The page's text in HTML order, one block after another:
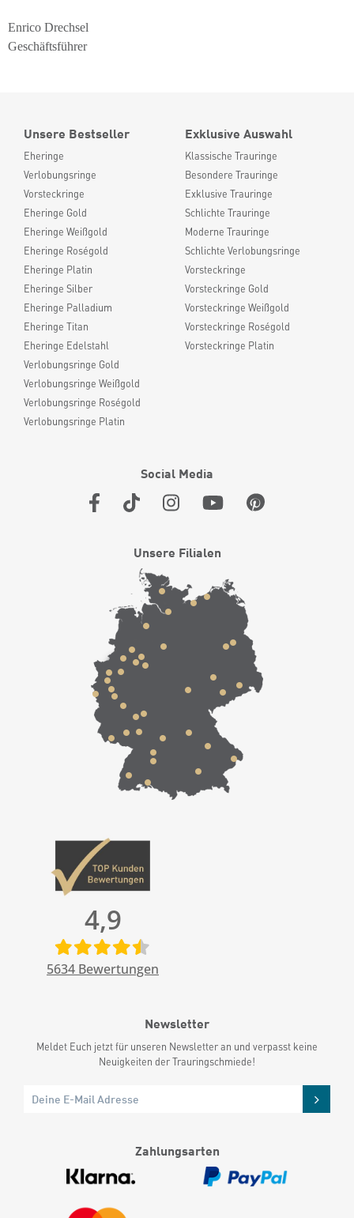
Enrico Drechsel
Geschäftsführer
Unsere Bestseller
Eheringe
Verlobungsringe
Vorsteckringe
Eheringe Gold
Eheringe Weißgold
Eheringe Roségold
Eheringe Platin
Eheringe Silber
Eheringe Palladium
Eheringe Titan
Eheringe Edelstahl
Verlobungsringe Gold
Verlobungsringe Weißgold
Verlobungsringe Roségold
Verlobungsringe Platin
Exklusive Auswahl
Klassische Trauringe
Besondere Trauringe
Exklusive Trauringe
Schlichte Trauringe
Moderne Trauringe
Schlichte Verlobungsringe
Vorsteckringe
Vorsteckringe Gold
Vorsteckringe Weißgold
Vorsteckringe Roségold
Vorsteckringe Platin
Social Media
Unsere Filialen
4,9
5634 Bewertungen
Newsletter
Meldet Euch jetzt für unseren Newsletter an und verpasst keine
Neuigkeiten der Trauringschmiede!
Zahlungsarten